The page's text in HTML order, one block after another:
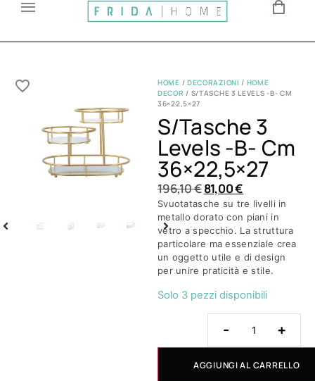
HOME / DECORAZIONI / HOME
DECOR / S/TASCHE 3 LEVELS -B- CM
36×22,5×27
S/tasche 3
Levels -b- Cm
36×22,5×27
196,10€81,00€
Svuotatasche su tre livelli in
metallo dorato con piani in
vetro a specchio. La struttura
particolare ma essenziale crea
un oggetto utile e di design
per unire praticità e stile.
Solo 3 pezzi disponibili
- +
AGGIUNGI AL CARRELLO